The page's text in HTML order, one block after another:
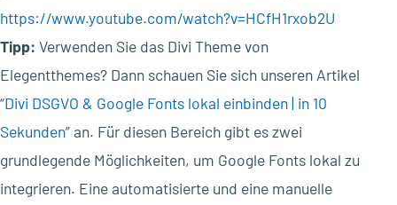
https://www.youtube.com/watch?v=HCfH1rxob2U
Tipp: Verwenden Sie das Divi Theme von
Elegentthemes? Dann schauen Sie sich unseren Artikel
“Divi DSGVO & Google Fonts lokal einbinden | in 10
Sekunden” an. Für diesen Bereich gibt es zwei
grundlegende Möglichkeiten, um Google Fonts lokal zu
integrieren. Eine automatisierte und eine manuelle